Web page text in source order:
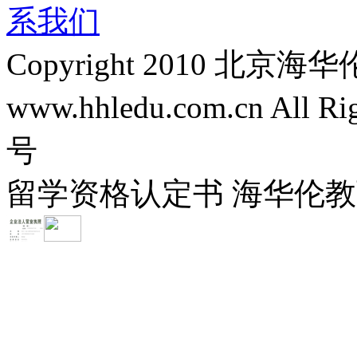
系我们
Copyright 2010 北京海
www.hhledu.com.cn All
号
留学资格认定书 海华伦